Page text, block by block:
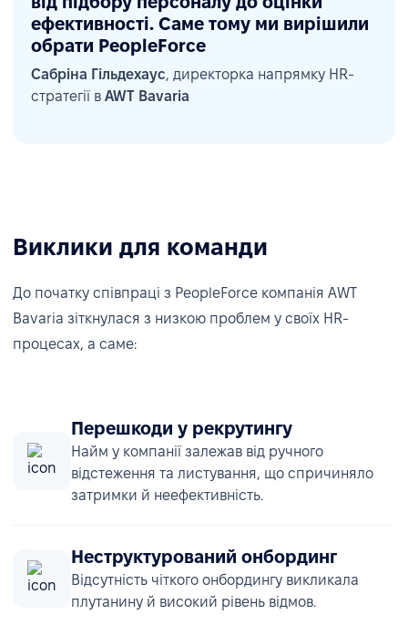
ефективності. Саме тому ми вирішили
обрати PeopleForce
Сабріна Гільдехаус, директорка напрямку HR-
стратегії в AWT Bavaria
Виклики для команди
До початку співпраці з PeopleForce компанія AWT
Bavaria зіткнулася з низкою проблем у своїх HR-
процесах, а саме:
Перешкоди у рекрутингу
Найм у компанії залежав від ручного
відстеження та листування, що спричиняло
затримки й неефективність.
Неструктурований онбординг
Відсутність чіткого онбордингу викликала
плутанину й високий рівень відмов.